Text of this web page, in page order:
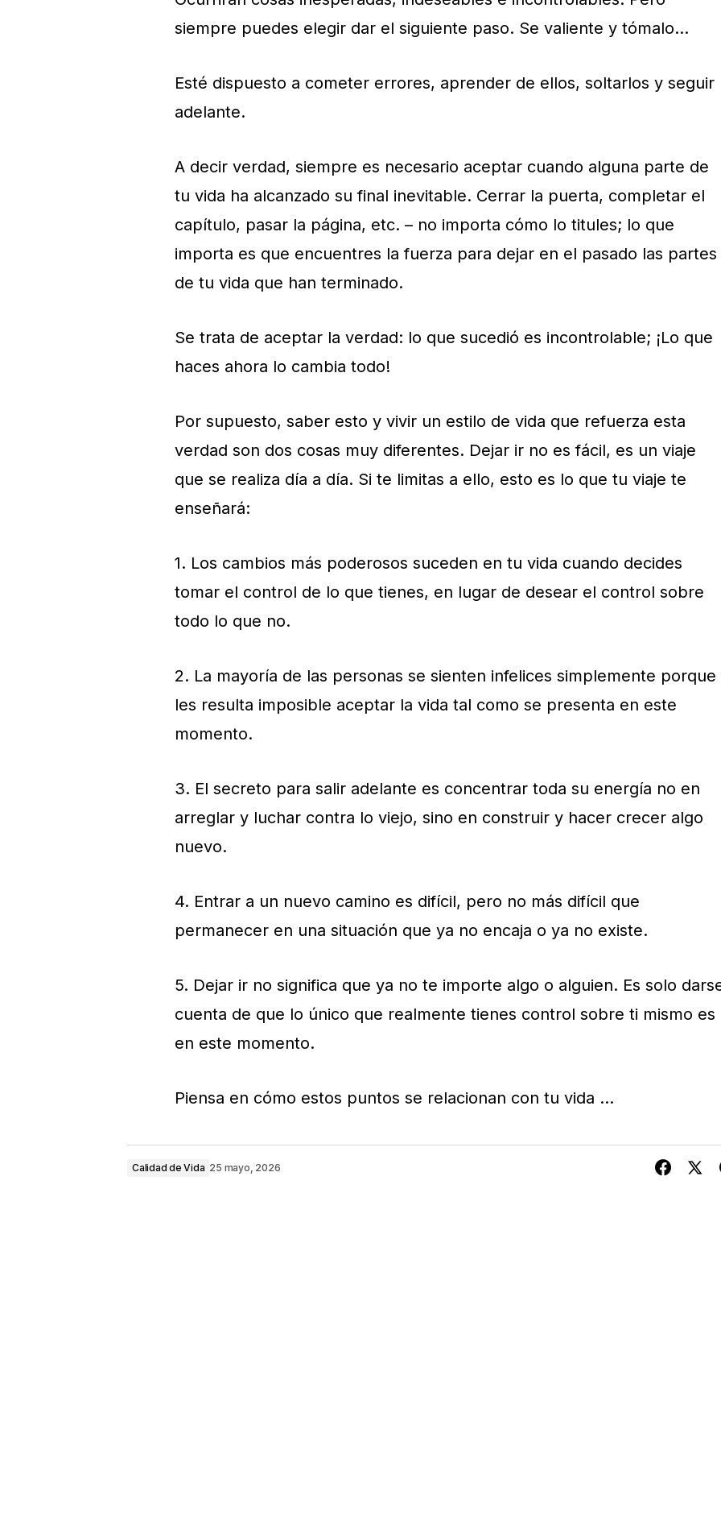
siempre puedes elegir dar el siguiente paso. Se valiente y tómalo…
Esté dispuesto a cometer errores, aprender de ellos, soltarlos y seguir
adelante.
A decir verdad, siempre es necesario aceptar cuando alguna parte de
tu vida ha alcanzado su final inevitable. Cerrar la puerta, completar el
capítulo, pasar la página, etc. – no importa cómo lo titules; lo que
importa es que encuentres la fuerza para dejar en el pasado las partes
de tu vida que han terminado.
Se trata de aceptar la verdad: lo que sucedió es incontrolable; ¡Lo que
haces ahora lo cambia todo!
Por supuesto, saber esto y vivir un estilo de vida que refuerza esta
verdad son dos cosas muy diferentes. Dejar ir no es fácil, es un viaje
que se realiza día a día. Si te limitas a ello, esto es lo que tu viaje te
enseñará:
1. Los cambios más poderosos suceden en tu vida cuando decides
tomar el control de lo que tienes, en lugar de desear el control sobre
todo lo que no.
2. La mayoría de las personas se sienten infelices simplemente porque
les resulta imposible aceptar la vida tal como se presenta en este
momento.
3. El secreto para salir adelante es concentrar toda su energía no en
arreglar y luchar contra lo viejo, sino en construir y hacer crecer algo
nuevo.
4. Entrar a un nuevo camino es difícil, pero no más difícil que
permanecer en una situación que ya no encaja o ya no existe.
5. Dejar ir no significa que ya no te importe algo o alguien. Es solo
cuenta de que lo único que realmente tienes control sobre ti mismo es
en este momento.
Piensa en cómo estos puntos se relacionan con tu vida …
Calidad de Vida 25 mayo, 2026